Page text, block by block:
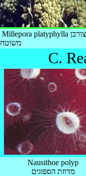
Millepora platyphylla צורבן
משוטח
C.
Nausithoe polyp
מדוזת הספוגים